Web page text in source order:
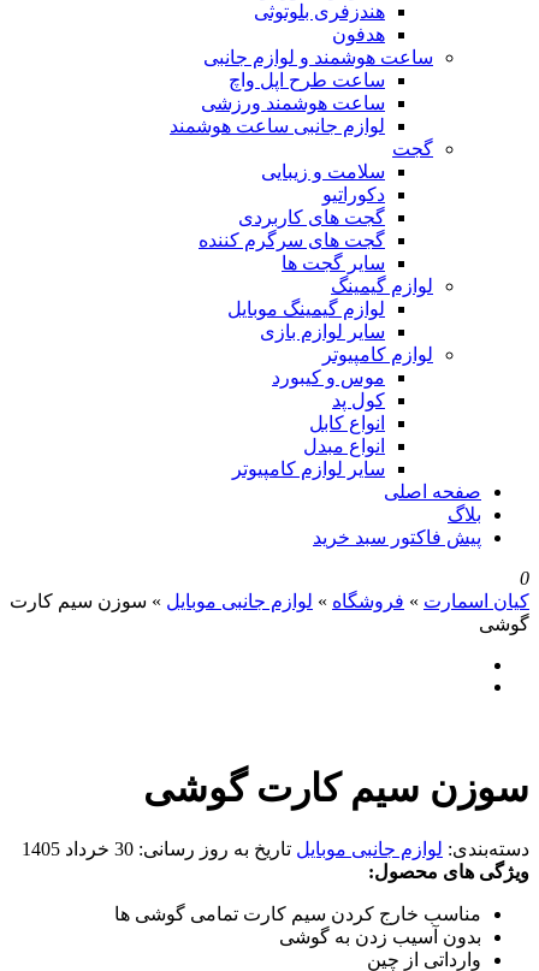
هندزفری بلوتوثی
هدفون
ساعت هوشمند و لوازم جانبی
ساعت طرح اپل واچ
ساعت هوشمند ورزشی
لوازم جانبی ساعت هوشمند
گجت
سلامت و زیبایی
دکوراتیو
گجت های کاربردی
گجت های سرگرم کننده
سایر گجت ها
لوازم گیمینگ
لوازم گیمینگ موبایل
سایر لوازم بازی
لوازم کامپیوتر
موس و کیبورد
کول پد
انواع کابل
انواع مبدل
سایر لوازم کامپیوتر
صفحه اصلی
بلاگ
پیش فاکتور سبد خرید
0
کیان اسمارت » فروشگاه » لوازم جانبی موبایل » سوزن سیم کارت
گوشی
سوزن سیم کارت گوشی
دسته‌بندی: لوازم جانبی موبایل تاریخ به روز رسانی: 30 خرداد 1405
ویژگی های محصول:
مناسب خارج کردن سیم کارت تمامی گوشی ها
بدون آسیب زدن به گوشی
وارداتی از چین